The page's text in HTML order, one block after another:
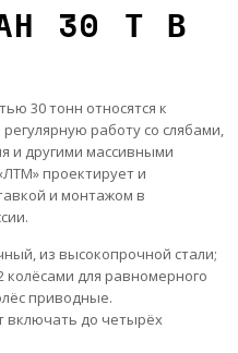
30 Т В
30 тонн относятся к
работу со слябами,
и другими массивными
проектирует и
и монтажом в
из высокопрочной стали;
колёсами для равномерного
приводные.
включать до четырёх